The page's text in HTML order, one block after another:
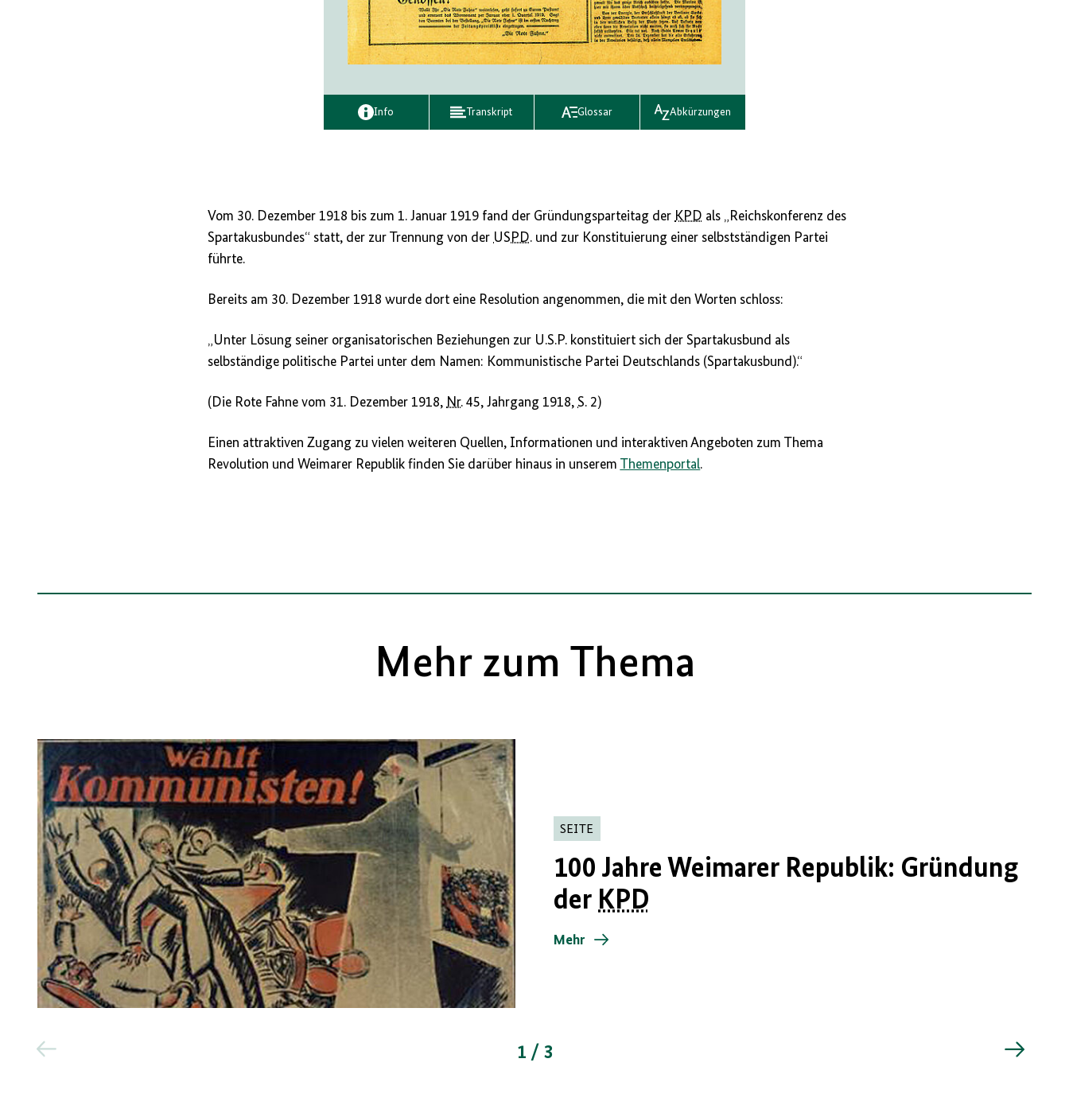
Info Transkript Glossar Abkürzungen
Vom 30. Dezember 1918 bis zum 1. Januar 1919 fand der Gründungsparteitag der KPD als „Reichskonferenz des
Spartakusbundes“ statt, der zur Trennung von der USPD. und zur Konstituierung einer selbstständigen Partei
führte.
Bereits am 30. Dezember 1918 wurde dort eine Resolution angenommen, die mit den Worten schloss:
„Unter Lösung seiner organisatorischen Beziehungen zur U.S.P. konstituiert sich der Spartakusbund als
selbständige politische Partei unter dem Namen: Kommunistische Partei Deutschlands (Spartakusbund).“
(Die Rote Fahne vom 31. Dezember 1918, Nr. 45, Jahrgang 1918,S. 2)
Einen attraktiven Zugang zu vielen weiteren Quellen, Informationen und interaktiven Angeboten zum Thema
Revolution und Weimarer Republik finden Sie darüber hinaus in unserem Themenportal.
Mehr zum Thema
SEITE
100 Jahre Weimarer Republik: Gründung
der KPD
Mehr
1 / 3